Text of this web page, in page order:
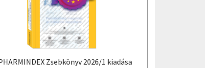
2026/1 kiadása
A PHARMINDEX Mobil alkalmazás a